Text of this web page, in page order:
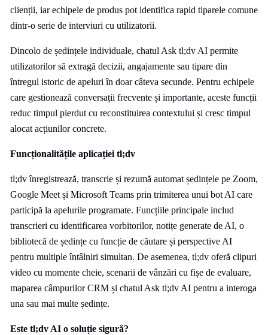
clienții, iar echipele de produs pot identifica rapid tiparele comune
dintr-o serie de interviuri cu utilizatorii.
Dincolo de ședințele individuale, chatul Ask tl;dv AI permite
utilizatorilor să extragă decizii, angajamente sau tipare din
întregul istoric de apeluri în doar câteva secunde. Pentru echipele
care gestionează conversații frecvente și importante, aceste funcții
reduc timpul pierdut cu reconstituirea contextului și cresc timpul
alocat acțiunilor concrete.
Funcționalitățile aplicației tl;dv
tl;dv înregistrează, transcrie și rezumă automat ședințele pe Zoom,
Google Meet și Microsoft Teams prin trimiterea unui bot AI care
participă la apelurile programate. Funcțiile principale includ
transcrieri cu identificarea vorbitorilor, notițe generate de AI, o
bibliotecă de ședințe cu funcție de căutare și perspective AI
pentru multiple întâlniri simultan. De asemenea, tl;dv oferă clipuri
video cu momente cheie, scenarii de vânzări cu fișe de evaluare,
maparea câmpurilor CRM și chatul Ask tl;dv AI pentru a interoga
una sau mai multe ședințe.
Este tl;dv AI o soluție sigură?